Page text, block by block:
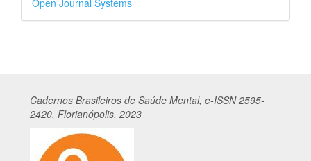
por
Open Journal Systems
Cadernos Brasileiros de Saúde Mental, e-ISSN 2595-
2420, Florianópolis, 2023